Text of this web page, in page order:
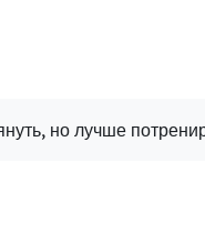
но лучше